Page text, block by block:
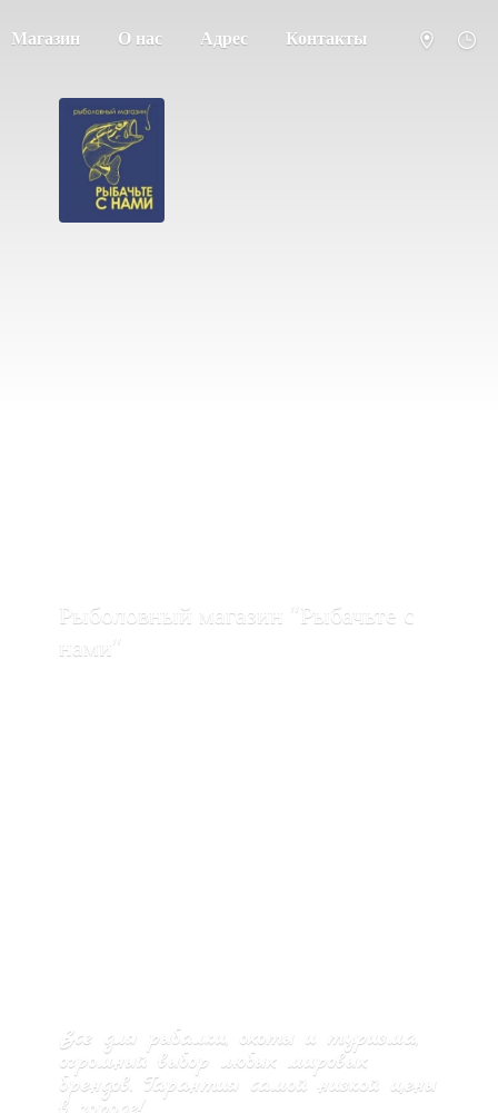
Магазин О нас Адрес Контакты
Все для рыбалки, охоты и туризма,
огромный выбор любых мировых
брендов. Гарантия самой низкой цены
Рыболовный магазин "Рыбачьте с
нами"